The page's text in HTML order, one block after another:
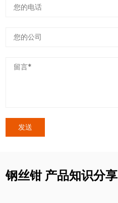
钢丝钳 产品知识分享